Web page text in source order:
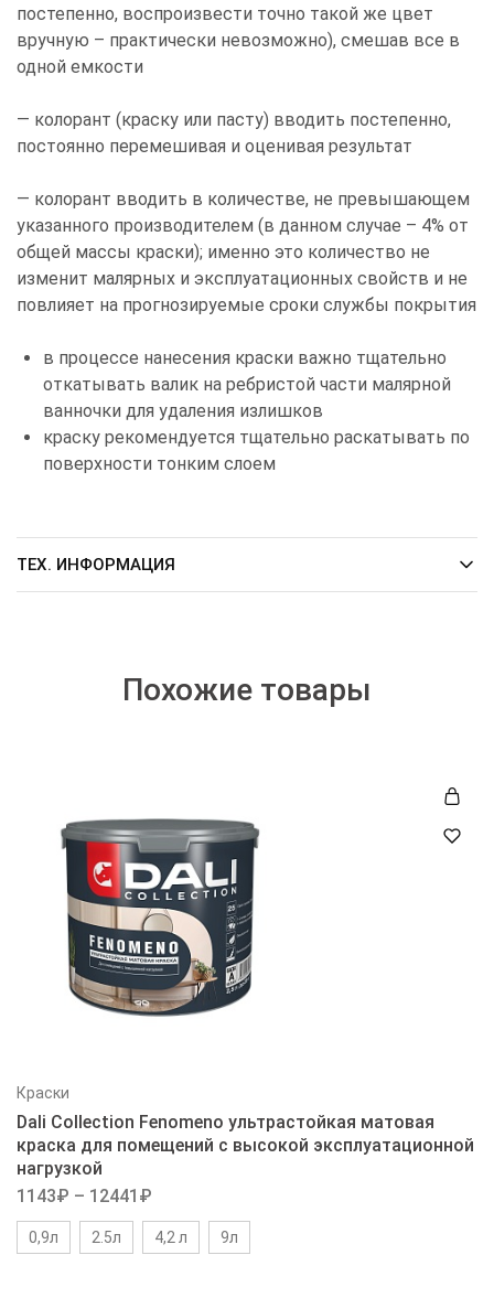
постепенно, воспроизвести точно такой же цвет
вручную – практически невозможно), смешав все в
одной емкости
— колорант (краску или пасту) вводить постепенно,
постоянно перемешивая и оценивая результат
— колорант вводить в количестве, не превышающем
указанного производителем (в данном случае – 4% от
общей массы краски); именно это количество не
изменит малярных и эксплуатационных свойств и не
повлияет на прогнозируемые сроки службы покрытия
в процессе нанесения краски важно тщательно
откатывать валик на ребристой части малярной
ванночки для удаления излишков
краску рекомендуется тщательно раскатывать по
поверхности тонким слоем
ТЕХ. ИНФОРМАЦИЯ
Похожие товары
Краски
Dali Collection Fenomeno ультрастойкая матовая
краска для помещений с высокой эксплуатационной
нагрузкой
1143₽ – 12441 ₽
0,9л 2.5л 4,2 л 9л